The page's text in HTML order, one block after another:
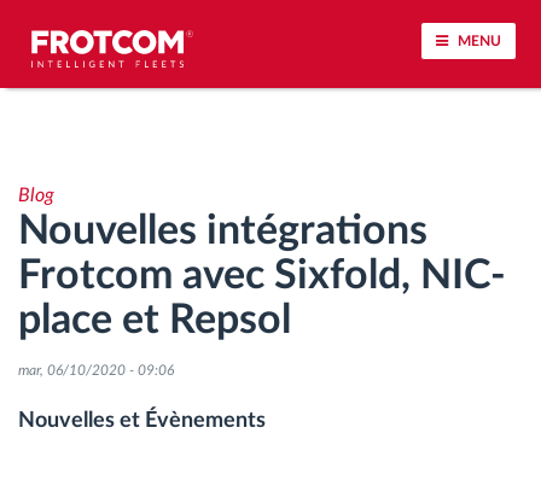
MENU
Analyse du comportement de conduite
Contrôle des temps de conduite
Gestion de la main-d’œuvre
Téléchargement du tachygraphe à distance
Blog
Nouvelles intégrations
Frotcom avec Sixfold, NIC-
place et Repsol
mar, 06/10/2020 - 09:06
Nouvelles et Évènements